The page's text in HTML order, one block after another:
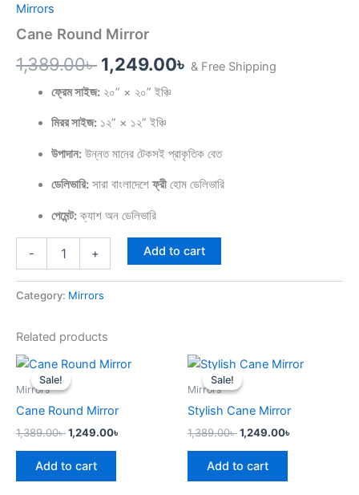
Mirrors
Cane Round Mirror
1,389.00৳
1,389.00৳ .
1,249.00৳ & Free Shipping
ফ্রেম সাইজ:২০” × ২০” ইঞ্চি
মিরর সাইজ:১২” × ১২” ইঞ্চি
উপাদান:উন্নত মানের টেকসই প্রাকৃতিক বেত
ডেলিভারি:সারা বাংলাদেশেফ্রীহোম ডেলিভারি
পেমেন্ট:ক্যাশ অন ডেলিভারি
- + Add to cart
Category: Mirrors
Related products
Sale!
Sale!
Mirrors
Cane Round Mirror
1,389.00৳
Original
was:
1,249.00৳
Current
Add to cart
Sale!
Sale!
Mirrors
Stylish Cane Mirror
1,389.00৳
Original
was:
1,249.00৳
Current
Add to cart